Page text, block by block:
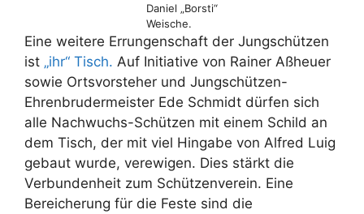
Daniel „Borsti“
Weische.
Eine weitere Errungenschaft der Jungschützen
ist „ihr“ Tisch. Auf Initiative von Rainer Aßheuer
sowie Ortsvorsteher und Jungschützen-
Ehrenbrudermeister Ede Schmidt dürfen sich
alle Nachwuchs-Schützen mit einem Schild an
dem Tisch, der mit viel Hingabe von Alfred Luig
gebaut wurde, verewigen. Dies stärkt die
Verbundenheit zum Schützenverein. Eine
Bereicherung für die Feste sind die